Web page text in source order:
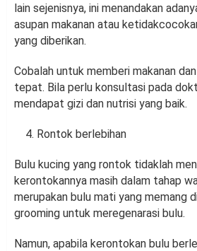
lain sejenisnya, ini menandakan
asupan makanan atau
yang diberikan.
Cobalah untuk memberi makanan
tepat. Bila perlu konsultasi pada
mendapat gizi dan nutrisi yang baik.
Rontok berlebihan
Bulu kucing yang rontok tidaklah
kerontokannya masih dalam tahap
merupakan bulu mati yang memang
grooming untuk meregenarasi bulu.
Namun, apabila kerontokan bulu